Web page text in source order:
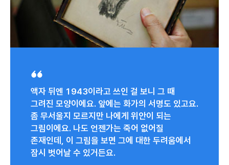
액자 뒤엔 1943이라고 쓰인 걸 보니 그 때
그려진 모양이에요. 앞에는 화가의 서명도 있고요.
좀 무서울지 모르지만 나에게 위안이 되는
그림이에요. 나도 언젠가는 죽어 없어질
존재인데, 이 그림을 보면 그에 대한 두려움에서
잠시 벗어날 수 있거든요.